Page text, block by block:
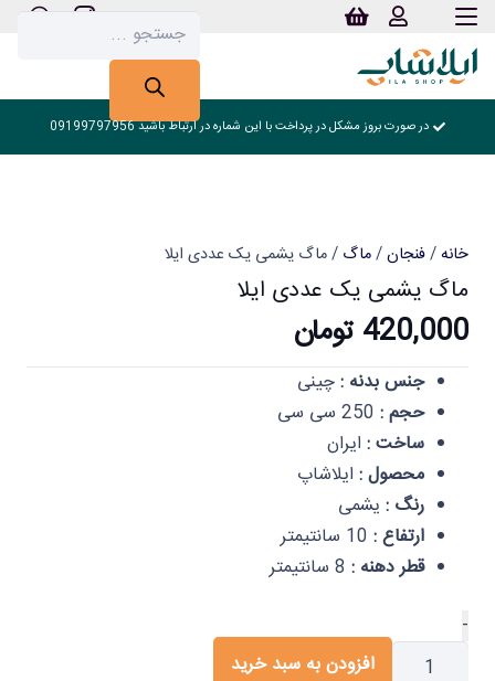
Products
search
در صورت بروز مشکل در پرداخت با این شماره در ارتباط باشید 09199797956
خانه/فنجان/ماگ / ماگ یشمی یک عددی ایلا
ماگ یشمی یک عددی ایلا
420,000تومان
جنس بدنه :چینی
حجم :
ساخت : ایران
محصول : ایلاشاپ
رنگ : یشمی
ارتفاع :
قطر دهنه :
ماگ
یشمی
-
افزودن به سبد خرید